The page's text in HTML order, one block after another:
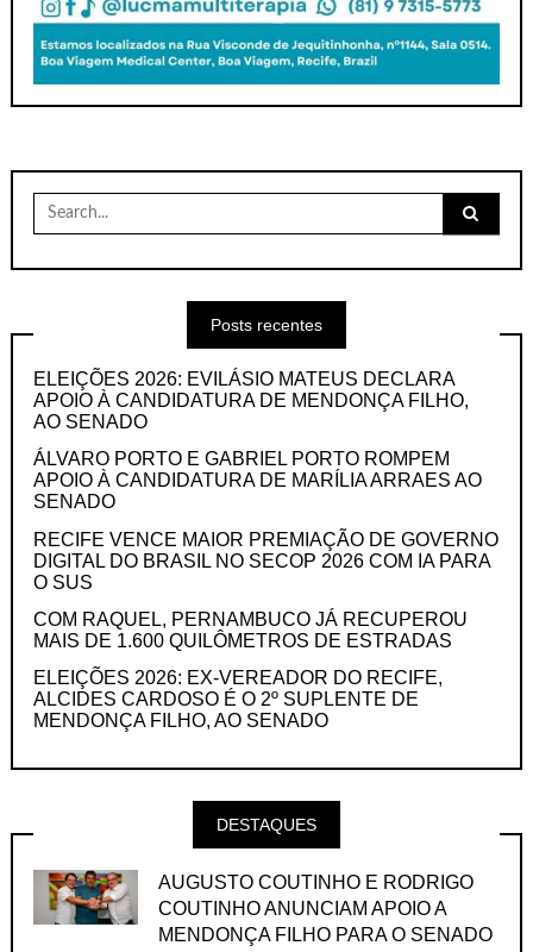
Search
for:
Posts recentes
ELEIÇÕES 2026: EVILÁSIO MATEUS DECLARA
APOIO À CANDIDATURA DE MENDONÇA FILHO,
AO SENADO
ÁLVARO PORTO E GABRIEL PORTO ROMPEM
APOIO À CANDIDATURA DE MARÍLIA ARRAES AO
SENADO
RECIFE VENCE MAIOR PREMIAÇÃO DE GOVERNO
DIGITAL DO BRASIL NO SECOP 2026 COM IA PARA
O SUS
COM RAQUEL, PERNAMBUCO JÁ RECUPEROU
MAIS DE 1.600 QUILÔMETROS DE ESTRADAS
ELEIÇÕES 2026: EX-VEREADOR DO RECIFE,
ALCIDES CARDOSO É O 2º SUPLENTE DE
MENDONÇA FILHO, AO SENADO
DESTAQUES
AUGUSTO COUTINHO E RODRIGO
COUTINHO ANUNCIAM APOIO A
MENDONÇA FILHO PARA O SENADO